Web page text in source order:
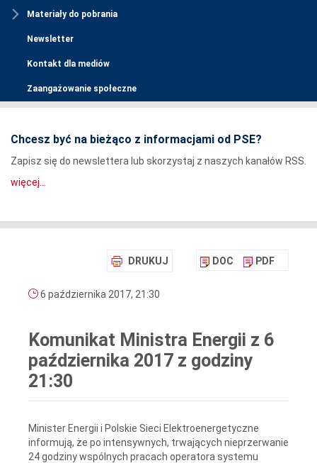
Materiały do pobrania
Newsletter
Kontakt dla mediów
Zaangażowanie społeczne
Chcesz być na bieżąco z informacjami od PSE?
Zapisz się do newslettera lub skorzystaj z naszych kanałów RSS.
więcej...
DRUKUJ DOC PDF
6 października 2017, 21:30
Komunikat Ministra Energii z 6
października 2017 z godziny
21:30
Minister Energii i Polskie Sieci Elektroenergetyczne
informują, że po intensywnych, trwających nieprzerwanie
24 godziny wspólnych pracach operatora systemu